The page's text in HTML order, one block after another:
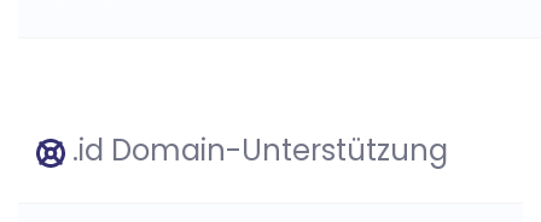
.id Domain-Unterstützung